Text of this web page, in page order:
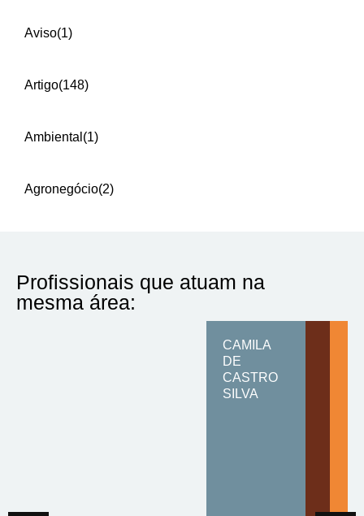
Aviso(1)
Artigo(148)
Ambiental (1)
Agronegócio(2)
Profissionais que atuam na
mesma área:
CAMILA
DE
CASTRO
SILVA